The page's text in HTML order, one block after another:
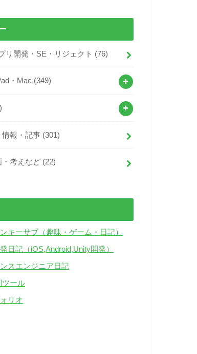
リ開発・SE・リジェクト (76)
・Mac (349)
情報・記事 (301)
・考えなど (22)
キーサブ（趣味・ゲーム・日記）
日記（iOS,Android,Unity開発）
スエンジニア日記
ツール
リオ